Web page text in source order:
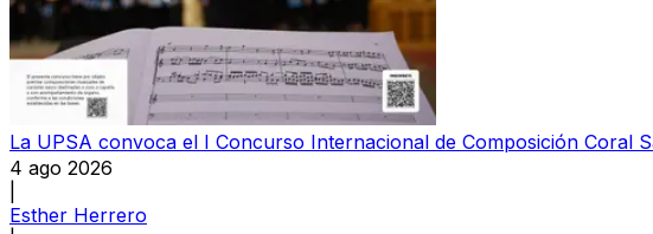
La UPSA convoca el I Concurso Internacional de Composición Coral
4 ago 2026
Esther Herrero